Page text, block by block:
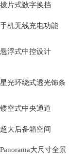
拨片式数字换挡
手机无线充电功能
悬浮式中控设计
星光环绕式透光饰条
镂空式中央通道
超大后备箱空间
Panorama大尺寸全景